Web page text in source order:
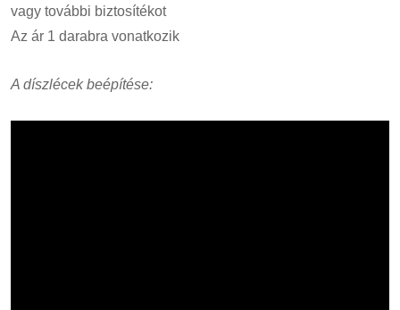
vagy további biztosítékot
Az ár 1 darabra vonatkozik
A díszlécek beépítése: